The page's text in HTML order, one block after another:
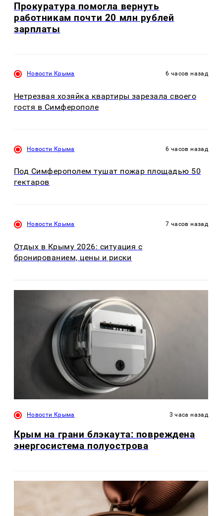
Прокуратура помогла вернуть
работникам почти 20 млн рублей
зарплаты
Новости Крыма 6 часов назад
Нетрезвая хозяйка квартиры зарезала своего
гостя в Симферополе
Новости Крыма 6 часов назад
Под Симферополем тушат пожар площадью 50
гектаров
Новости Крыма 7 часов назад
Отдых в Крыму 2026: ситуация с
бронированием, цены и риски
Новости Крыма 3 часа назад
Крым на грани блэкаута: повреждена
энергосистема полуострова